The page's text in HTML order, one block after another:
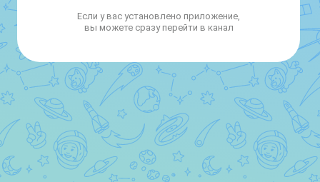
Если у вас установлено приложение,
вы можете сразу перейти в канал